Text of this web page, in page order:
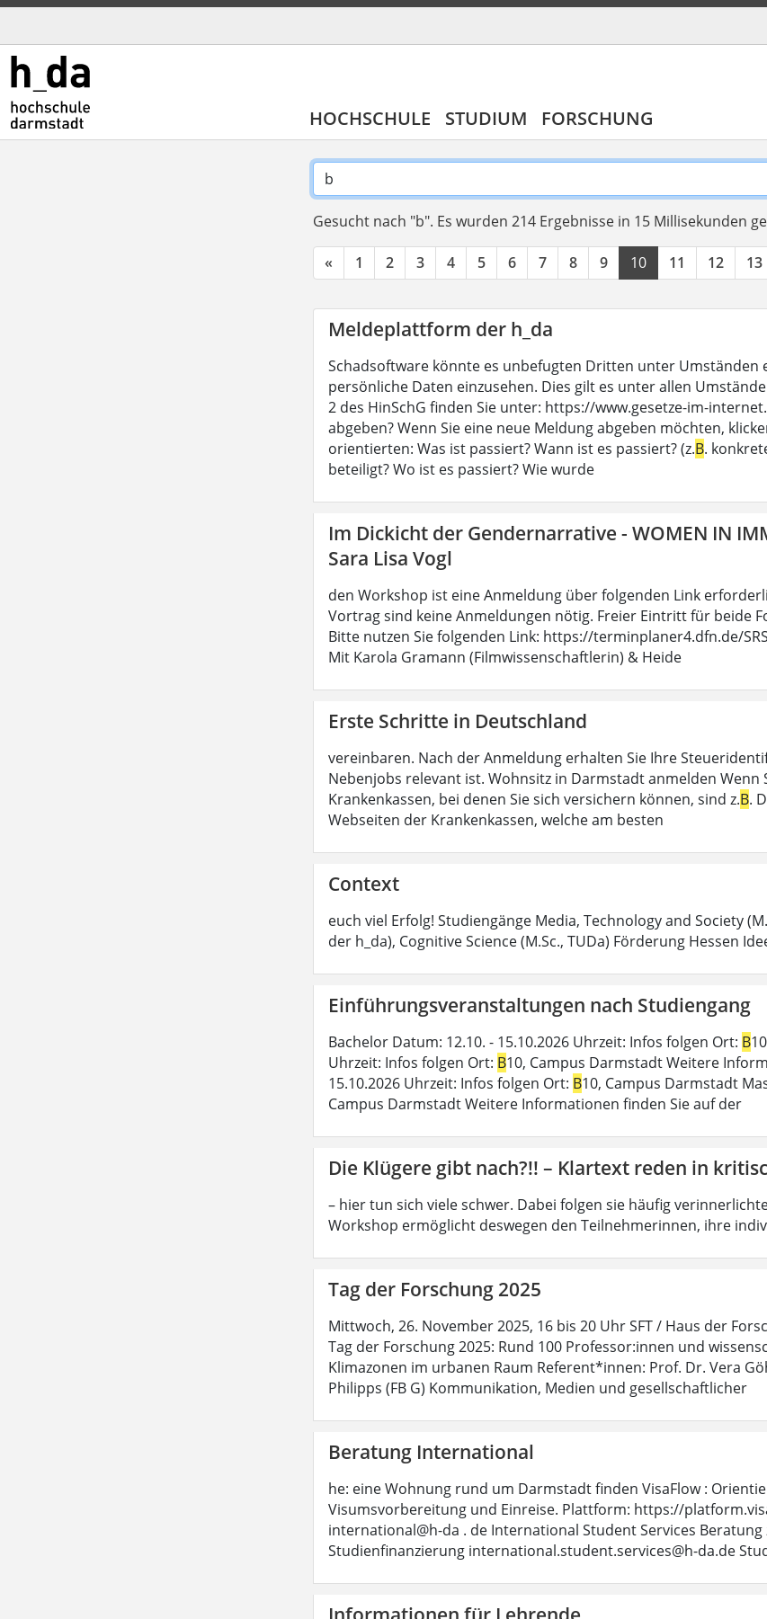
HOCHSCHULE STUDIUM FORSCHUNG
Gesucht nach "b". Es wurden 214 Ergebnisse in 15 Millisekunden
« 1 2 3 4 5 6 7 8 9 10 11 12 13
Meldeplattform der h_da
Schadsoftware könnte es unbefugten Dritten unter Umständen
persönliche Daten einzusehen. Dies gilt es unter allen
2 des HinSchG finden Sie unter: https://www.gesetze-im-
abgeben? Wenn Sie eine neue Meldung abgeben möchten,
orientierten: Was ist passiert? Wann ist es passiert? (z.B.
beteiligt? Wo ist es passiert? Wie wurde
Im Dickicht der Gendernarrative - WOMEN IN
Sara Lisa Vogl
den Workshop ist eine Anmeldung über folgenden Link
Vortrag sind keine Anmeldungen nötig. Freier Eintritt für beide
Bitte nutzen Sie folgenden Link: https://terminplaner4.dfn.de/
Mit Karola Gramann (Filmwissenschaftlerin) & Heide
Erste Schritte in Deutschland
vereinbaren. Nach der Anmeldung erhalten Sie Ihre
Nebenjobs relevant ist. Wohnsitz in Darmstadt anmelden
Krankenkassen, bei denen Sie sich versichern können, sind z.B.
Webseiten der Krankenkassen, welche am besten
Context
euch viel Erfolg! Studiengänge Media, Technology and Society
der h_da), Cognitive Science (M.Sc., TUDa) Förderung Hessen
Einführungsveranstaltungen nach Studiengang
Bachelor Datum: 12.10. - 15.10.2026 Uhrzeit: Infos folgen Ort: B
Uhrzeit: Infos folgen Ort: B10, Campus Darmstadt Weitere
15.10.2026 Uhrzeit: Infos folgen Ort: B10, Campus Darmstadt
Campus Darmstadt Weitere Informationen finden Sie auf der
Die Klügere gibt nach?!! – Klartext reden in
– hier tun sich viele schwer. Dabei folgen sie häufig
Workshop ermöglicht deswegen den Teilnehmerinnen, ihre
Tag der Forschung 2025
Mittwoch, 26. November 2025, 16 bis 20 Uhr SFT / Haus der
Tag der Forschung 2025: Rund 100 Professor:innen und
Klimazonen im urbanen Raum Referent*innen: Prof. Dr. Vera
Philipps (FB G) Kommunikation, Medien und gesellschaftlicher
Beratung International
he: eine Wohnung rund um Darmstadt finden VisaFlow :
Visumsvorbereitung und Einreise. Plattform: https://
international@h-da . de International Student Services Beratung
Studienfinanzierung international.student.services@h-da.de